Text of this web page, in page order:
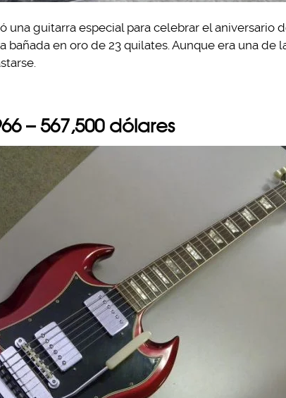
una guitarra especial para celebrar el aniversario
bañada en oro de 23 quilates. Aunque era una de
– 567,500 dólares